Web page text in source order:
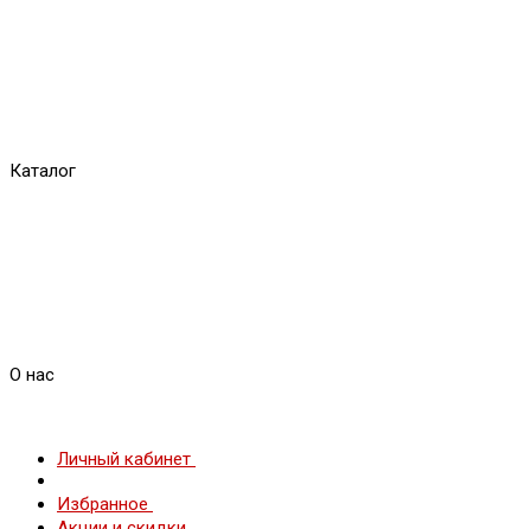
Каталог
О нас
Личный кабинет
Избранное